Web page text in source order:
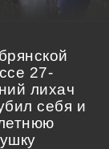
27-
лихач
себя и